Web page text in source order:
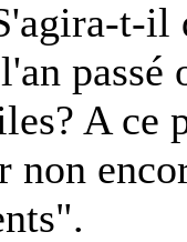
t-il
A ce
non